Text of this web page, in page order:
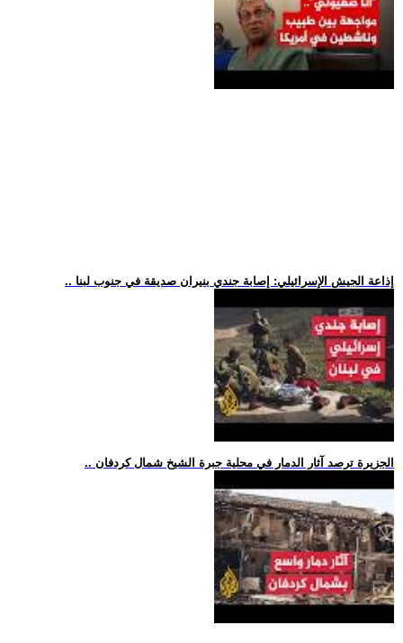
.. إذاعة الجيش الإسرائيلي: إصابة جندي بنيران صديقة في جنوب لبنا
.. الجزيرة ترصد آثار الدمار في محلية جبرة الشيخ شمال كردفان